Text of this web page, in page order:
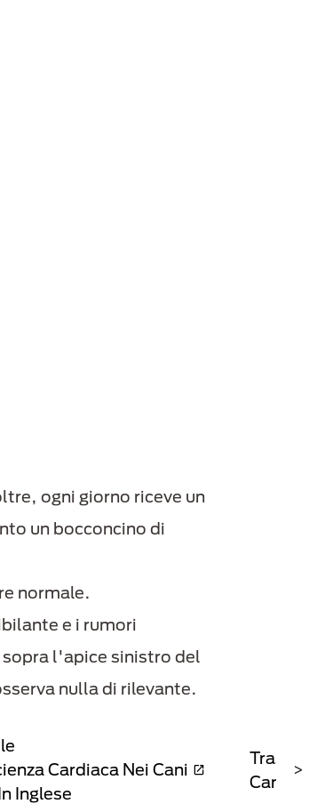
ogni giorno riceve un
un bocconcino di
normale.
e i rumori
l'apice sinistro del
nulla di rilevante.
>
Cardiaca Nei Cani
Inglese